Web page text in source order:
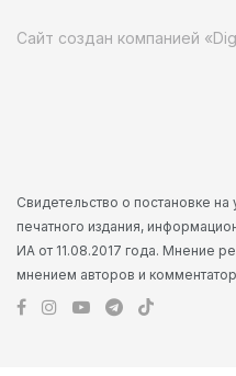
Сайт создан компанией
Свидетельство о постановке
печатного издания,
ИА от 11.08.2017 года. Мнение
мнением авторов и